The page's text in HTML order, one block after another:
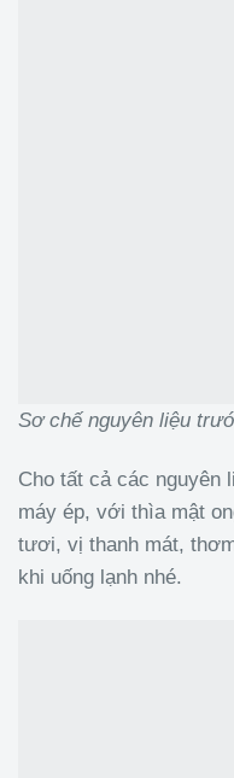
Sơ chế nguyên liệu
Cho tất cả các nguyên
máy ép, với thìa mật
tươi, vị thanh mát,
khi uống lạnh nhé.